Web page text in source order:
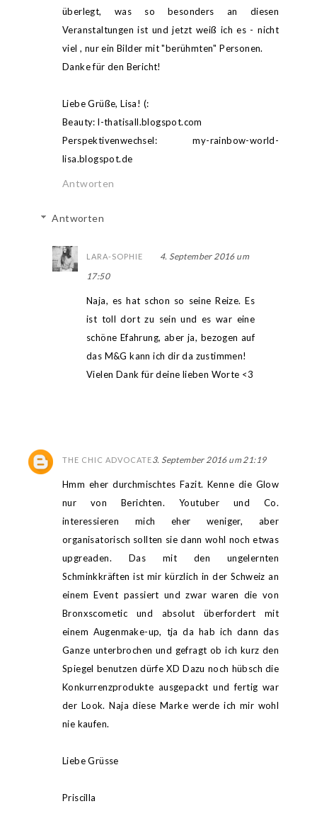
überlegt, was so besonders an diesen
Veranstaltungen ist und jetzt weiß ich es - nicht
viel , nur ein Bilder mit "berühmten" Personen.
Danke für den Bericht!
Liebe Grüße, Lisa! (:
Beauty: l-thatisall.blogspot.com
Perspektivenwechsel: my-rainbow-world-
lisa.blogspot.de
Antworten
Antworten
LARA-SOPHIE
4. September 2016 um
17:50
Naja, es hat schon so seine Reize. Es
ist toll dort zu sein und es war eine
schöne Efahrung, aber ja, bezogen auf
das M&G kann ich dir da zustimmen!
Vielen Dank für deine lieben Worte <3
THE CHIC ADVOCATE3. September 2016 um 21:19
Hmm eher durchmischtes Fazit. Kenne die Glow
nur von Berichten. Youtuber und Co.
interessieren mich eher weniger, aber
organisatorisch sollten sie dann wohl noch etwas
upgreaden. Das mit den ungelernten
Schminkkräften ist mir kürzlich in der Schweiz an
einem Event passiert und zwar waren die von
Bronxscometic und absolut überfordert mit
einem Augenmake-up, tja da hab ich dann das
Ganze unterbrochen und gefragt ob ich kurz den
Spiegel benutzen dürfe XD Dazu noch hübsch die
Konkurrenzprodukte ausgepackt und fertig war
der Look. Naja diese Marke werde ich mir wohl
nie kaufen.
Liebe Grüsse
Priscilla